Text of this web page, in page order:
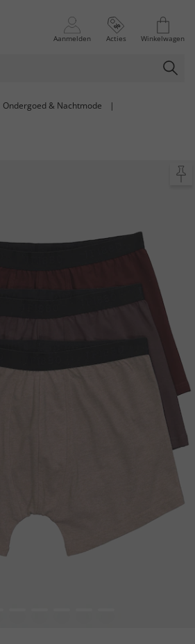
Aanmelden Acties Winkelwagen
Ondergoed & Nachtmode
|